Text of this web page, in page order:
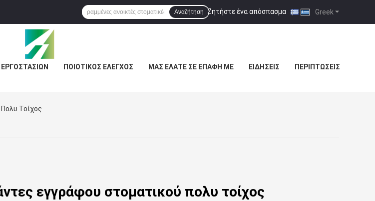
Greek
Ζητήστε ένα απόσπασμα |
Αναζήτηση
ΕΡΓΟΣΤΑΣΊΩΝ ΠΟΙΟΤΙΚΌΣ ΈΛΕΓΧΟΣ ΜΑΣ ΕΛΆΤΕ ΣΕ ΕΠΑΦΉ ΜΕ ΕΙΔΉΣΕΙΣ ΠΕΡΙΠΤΏΣΕΙΣ
Τοίχος
εγγράφου στοματικού πολυ τοίχος